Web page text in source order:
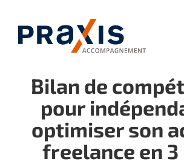
contenu
Bilan de
pour
optimiser son
freelance en 3